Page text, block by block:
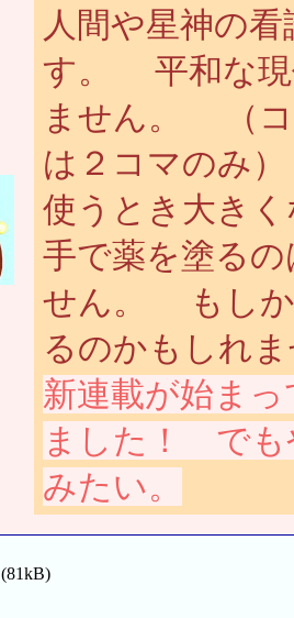
人間や星神の
す。 平和な現
ません。 （コ
は２コマのみ
使うとき大き
手で薬を塗る
せん。 もしか
るのかもしれ
新連載が始ま
ました！ でも
みたい。
(81kB)